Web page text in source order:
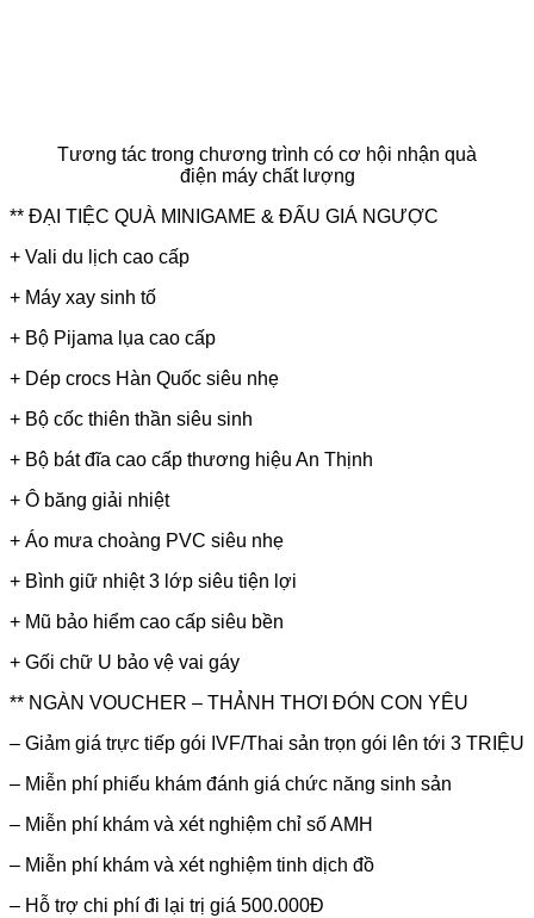
Tương tác trong chương trình có cơ hội nhận quà
điện máy chất lượng
** ĐẠI TIỆC QUÀ MINIGAME & ĐẤU GIÁ NGƯỢC
+ Vali du lịch cao cấp
+ Máy xay sinh tố
+ Bộ Pijama lụa cao cấp
+ Dép crocs Hàn Quốc siêu nhẹ
+ Bộ cốc thiên thần siêu sinh
+ Bộ bát đĩa cao cấp thương hiệu An Thịnh
+ Ô băng giải nhiệt
+ Áo mưa choàng PVC siêu nhẹ
+ Bình giữ nhiệt 3 lớp siêu tiện lợi
+ Mũ bảo hiểm cao cấp siêu bền
+ Gối chữ U bảo vệ vai gáy
** NGÀN VOUCHER – THẢNH THƠI ĐÓN CON YÊU
– Giảm giá trực tiếp gói IVF/Thai sản trọn gói lên tới 3 TRIỆU
– Miễn phí phiếu khám đánh giá chức năng sinh sản
– Miễn phí khám và xét nghiệm chỉ số AMH
– Miễn phí khám và xét nghiệm tinh dịch đồ
– Hỗ trợ chi phí đi lại trị giá 500.000Đ